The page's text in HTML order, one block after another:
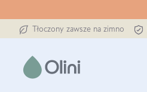
Tłoczony zawsze na zimno